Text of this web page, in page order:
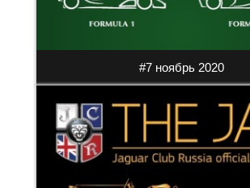
#7 ноябрь 2020